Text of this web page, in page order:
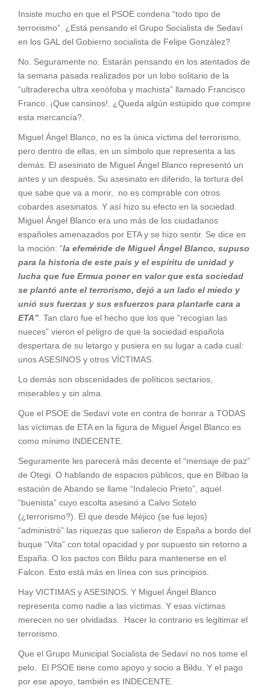
Insiste mucho en que el PSOE condena “todo tipo de
terrorismo”. ¿Está pensando el Grupo Socialista de Sedaví
en los GAL del Gobierno socialista de Felipe González?
No. Seguramente no. Estarán pensando en los atentados de
la semana pasada realizados por un lobo solitario de la
“ultraderecha ultra xenófoba y machista” llamado Francisco
Franco. ¡Que cansinos!. ¿Queda algún estúpido que compre
esta mercancía?.
Miguel Ángel Blanco, no es la única víctima del terrorismo,
pero dentro de ellas, en un símbolo que representa a las
demás. El asesinato de Miguel Ángel Blanco representó un
antes y un después. Su asesinato en diferido, la tortura del
que sabe que va a morir, no es comprable con otros
cobardes asesinatos. Y así hizo su efecto en la sociedad.
Miguel Ángel Blanco era uno más de los ciudadanos
españoles amenazados por ETA y se hizo sentir. Se dice en
la moción: “la efeméride de Miguel Ángel Blanco, supuso
para la historia de este país y el espíritu de unidad y
lucha que fue Ermua poner en valor que esta sociedad
se plantó ante el terrorismo, dejó a un lado el miedo y
unió sus fuerzas y sus esfuerzos para plantarle cara a
ETA” . Tan claro fue el hecho que los que “recogían las
nueces” vieron el peligro de que la sociedad española
despertara de su letargo y pusiera en su lugar a cada cual:
unos ASESINOS y otros VÍCTIMAS.
Lo demás son obscenidades de políticos sectarios,
miserables y sin alma.
Que el PSOE de Sedaví vote en contra de honrar a TODAS
las víctimas de ETA en la figura de Miguel Ángel Blanco es
como mínimo INDECENTE.
Seguramente les parecerá más decente el “mensaje de paz”
de Otegi. O hablando de espacios públicos, que en Bilbao la
estación de Abando se llame “Indalecio Prieto”, aquel
“buenista” cuyo escolta asesinó a Calvo Sotelo
(¿terrorismo?). El que desde Méjico (se fue lejos)
“administró” las riquezas que salieron de España a bordo del
buque “Vita” con total opacidad y por supuesto sin retorno a
España. O los pactos con Bildu para mantenerse en el
Falcon. Esto está más en línea con sus principios.
Hay VICTIMAS y ASESINOS. Y Miguel Ángel Blanco
representa como nadie a las víctimas. Y esas víctimas
merecen no ser olvidadas. Hacer lo contrario es legitimar el
terrorismo.
Que el Grupo Municipal Socialista de Sedaví no nos tome el
pelo. El PSOE tiene como apoyo y socio a Bildu. Y el pago
por ese apoyo, también es INDECENTE.